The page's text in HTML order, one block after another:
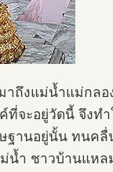
าถึงแม่น้ำแม่กล
ที่จะอยู่วัดนี้ จึง
ฐานอยู่นั้น ทนคลื่
น้ำ ชาวบ้านแหล